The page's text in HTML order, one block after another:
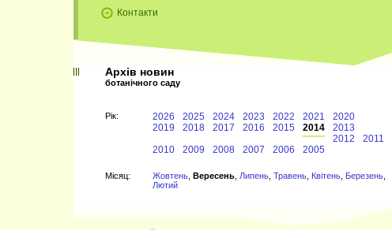
Контакти
Архів новин
ботанічного саду
Рiк: 2026 2025 2024 2023 2022 2021
2020
2019
2018 2017 2016 2015 2014
2013
2012
2011
2010
2009 2008 2007 2006 2005
Мiсяц: Жовтень Вересень Липень Травень Квітень Березень
Лютий